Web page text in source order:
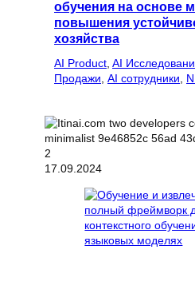
обучения на основе
повышения
хозяйства
AI Product AI
Продажи AI сотрудники
17.09.2024